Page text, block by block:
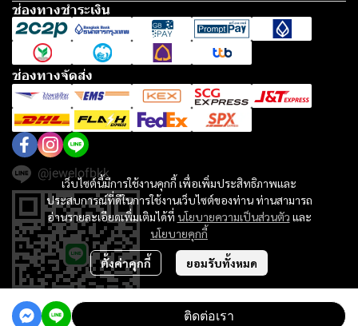
ติดต่อเรา
เว็บไซต์นี้มีการใช้งานคุกกี้ เพื่อเพิ่มประสิทธิภาพและ
ประสบการณ์ที่ดีในการใช้งานเว็บไซต์ของท่าน ท่านสามารถ
อ่านรายละเอียดเพิ่มเติมได้ที่ นโยบายความเป็นส่วนตัว และ
นโยบายคุกกี้
ตั้งค่าคุกกี้ ยอมรับทั้งหมด
ช่องทางชำระเงิน
ช่องทางจัดส่ง
@jewelofbkk